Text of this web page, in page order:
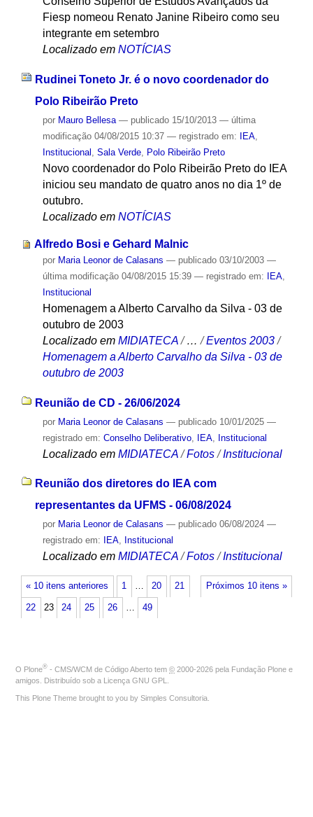
Fiesp nomeou Renato Janine Ribeiro como seu
integrante em setembro
Localizado em NOTÍCIAS
Rudinei Toneto Jr. é o novo coordenador do
Polo Ribeirão Preto
por Mauro Bellesa — publicado15/10/2013 — última
modificação04/08/2015 10:37 — registrado em: IEA,
Institucional , Sala Verde, Polo Ribeirão Preto
Novo coordenador do Polo Ribeirão Preto do IEA
iniciou seu mandato de quatro anos no dia 1º de
outubro.
Localizado em NOTÍCIAS
Alfredo Bosi e Gehard Malnic
por Maria Leonor de Calasans — publicado03/10/2003 —
última modificação04/08/2015 15:39 — registrado em: IEA,
Institucional
Homenagem a Alberto Carvalho da Silva - 03 de
outubro de 2003
Localizado em MIDIATECA /…/Eventos 2003 /
Homenagem a Alberto Carvalho da Silva - 03 de
outubro de 2003
Reunião de CD - 26/06/2024
por Maria Leonor de Calasans — publicado10/01/2025 —
registrado em: Conselho Deliberativo, IEA, Institucional
Localizado em MIDIATECA /Fotos /Institucional
Reunião dos diretores do IEA com
representantes da UFMS - 06/08/2024
por Maria Leonor de Calasans — publicado06/08/2024 —
registrado em:
IEA, Institucional
Localizado em MIDIATECA /Fotos /Institucional
« 10 itens anteriores Próximos 10 itens »
1 … 20 21
22 23 24 25 26 … 49
O Plone® - CMS/WCM de Código Aberto tem © 2000-2026 pela Fundação Plone e
amigos. Distribuído sob a Licença GNU GPL
This Plone Theme brought to you by Simples Consultoria